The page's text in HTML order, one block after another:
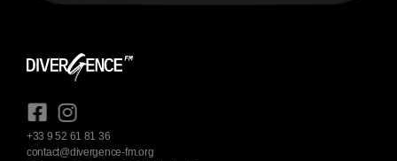
+33 9 52 61 81 36
contact@divergence-fm.org